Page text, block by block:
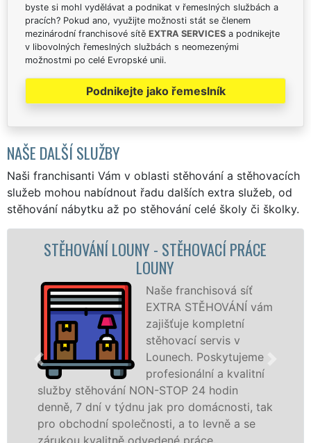
byste si mohl vydělávat a podnikat v řemeslných službách a
pracích? Pokud ano, využijte možnosti stát se členem
mezinárodní franchisové sítě EXTRA SERVICES a podnikejte
v libovolných řemeslných službách s neomezenými
možnostmi po celé Evropské unii.
Podnikejte jako řemeslník
NAŠE DALŠÍ SLUŽBY
Naši franchisanti Vám v oblasti stěhování a stěhovacích
služeb mohou nabídnout řadu dalších extra služeb, od
stěhování nábytku až po stěhování celé školy či školky.
tak
STĚHOVACÍ SLUŽBA LOUNY -
Poskytujeme
stěhovací
Lounech na
špičkové
speciální
technikou.
služby zajišťujeme domácnostem i
celém okresu Louny se zárukou kvality
franchisové sítě EXTRA STĚHOVÁNÍ.
Nabízíme stěhovací služby NON-STOP